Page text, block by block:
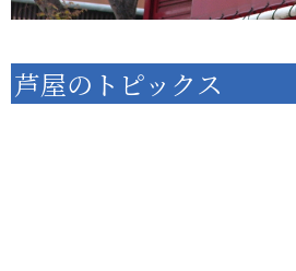
芦屋のトピックス